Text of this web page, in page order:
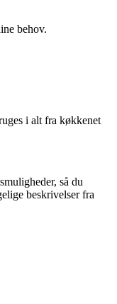
behov.
i alt fra køkkenet
så du
beskrivelser fra